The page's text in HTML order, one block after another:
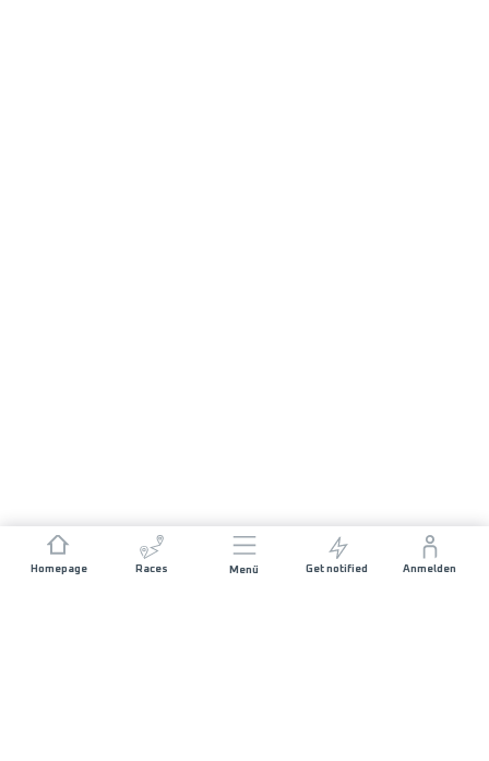
Homepage Races Menü Get notified Anmelden